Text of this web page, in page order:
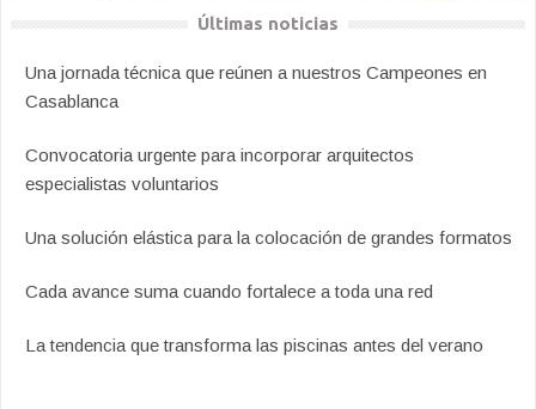
Últimas noticias
Una jornada técnica que reúnen a nuestros Campeones en
Casablanca
Convocatoria urgente para incorporar arquitectos
especialistas voluntarios
Una solución elástica para la colocación de grandes formatos
Cada avance suma cuando fortalece a toda una red
La tendencia que transforma las piscinas antes del verano